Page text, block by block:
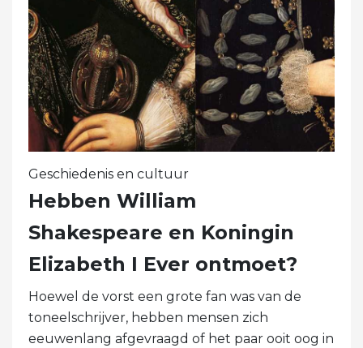
Geschiedenis en cultuur
Hebben William
Shakespeare en Koningin
Elizabeth I Ever ontmoet?
Hoewel de vorst een grote fan was van de
toneelschrijver, hebben mensen zich
eeuwenlang afgevraagd of het paar ooit oog in